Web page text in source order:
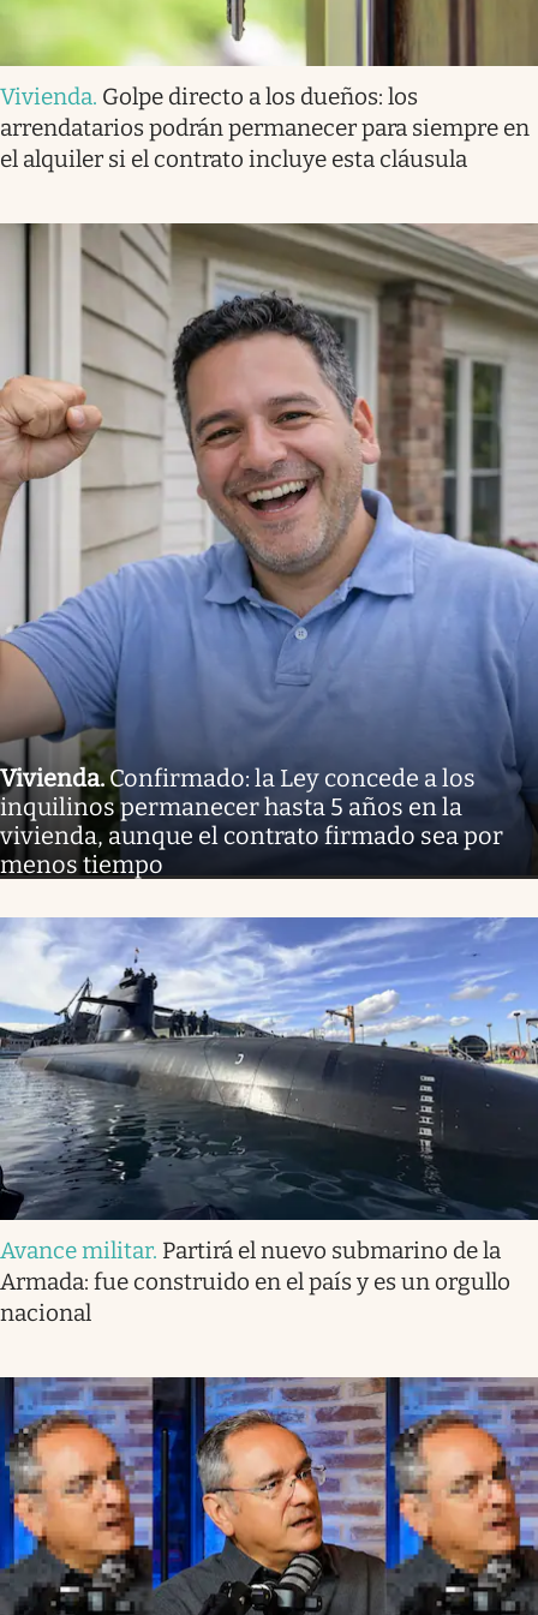
Vivienda. Golpe directo a los dueños: los
arrendatarios podrán permanecer para siempre en
el alquiler si el contrato incluye esta cláusula
Vivienda.Confirmado: la Ley concede a los
inquilinos permanecer hasta 5 años en la
vivienda, aunque el contrato firmado sea por
menos tiempo
Avance militar. Partirá el nuevo submarino de la
Armada: fue construido en el país y es un orgullo
nacional